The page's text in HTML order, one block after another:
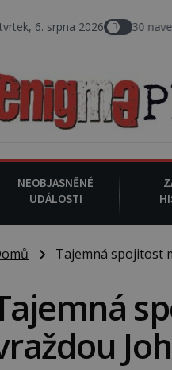
6. srpna 2026
srpna 1930 navečeří ve své
NEOBJASNĚNÉ
UDÁLOSTI
Tajemná spojitost